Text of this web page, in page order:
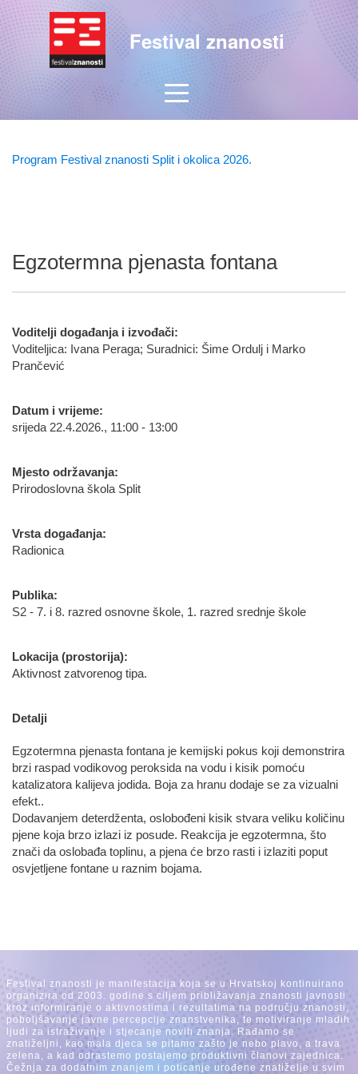
Festival znanosti
Program Festival znanosti Split i okolica 2026.
Egzotermna pjenasta fontana
Voditelji događanja i izvođači:
Voditeljica: Ivana Peraga; Suradnici: Šime Ordulj i Marko
Prančević
Datum i vrijeme:
srijeda 22.4.2026., 11:00 - 13:00
Mjesto održavanja:
Prirodoslovna škola Split
Vrsta događanja:
Radionica
Publika:
S2 - 7. i 8. razred osnovne škole, 1. razred srednje škole
Lokacija (prostorija):
Aktivnost zatvorenog tipa.
Detalji
Egzotermna pjenasta fontana je kemijski pokus koji demonstrira
brzi raspad vodikovog peroksida na vodu i kisik pomoću
katalizatora kalijeva jodida. Boja za hranu dodaje se za vizualni
efekt..
Dodavanjem deterdženta, oslobođeni kisik stvara veliku količinu
pjene koja brzo izlazi iz posude. Reakcija je egzotermna, što
znači da oslobađa toplinu, a pjena će brzo rasti i izlaziti poput
osvjetljene fontane u raznim bojama.
Festival znanosti je manifestacija koja se u Hrvatskoj kontinuirano
organizira od 2003. godine s ciljem približavanja znanosti javnosti
kroz informiranje o aktivnostima i rezultatima na području znanosti,
poboljšavanje javne percepcije znanstvenika, te motiviranje mladih
ljudi za istraživanje i stjecanje novih znanja. Rađamo se
znatiželjni, kao mala djeca se pitamo zašto je nebo plavo, a trava
zelena, a kad odrastemo postajemo produktivni članovi zajednica.
Čežnja za dodatnim znanjem i poticanje urođene znatiželje u svim